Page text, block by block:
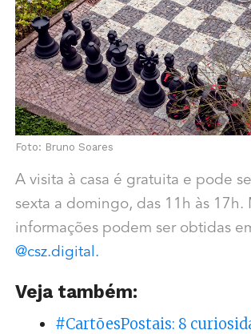
Foto: Bruno Soares
A visita à casa é gratuita e pode
sexta a domingo, das 11h às 17h.
informações podem ser obtidas
@csz.digital.
Veja também:
#CartõesPostais: 8